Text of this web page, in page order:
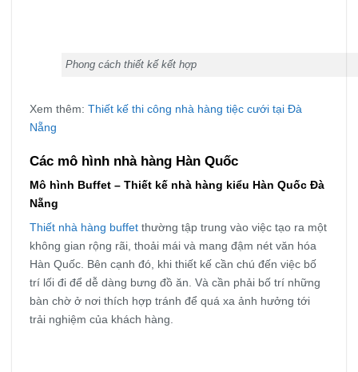
Phong cách thiết kế kết hợp
Xem thêm: Thiết kế thi công nhà hàng tiệc cưới tại Đà
Nẵng
Các mô hình nhà hàng Hàn Quốc
Mô hình Buffet – Thiết kế nhà hàng kiểu Hàn Quốc Đà
Nẵng
Thiết nhà hàng buffetthường tập trung vào việc tạo ra một
không gian rộng rãi, thoải mái và mang đậm nét văn hóa
Hàn Quốc. Bên cạnh đó, khi thiết kế cần chú đến việc bố
trí lối đi để dễ dàng bưng đồ ăn. Và cần phải bố trí những
bàn chờ ở nơi thích hợp tránh để quá xa ảnh hưởng tới
trải nghiệm của khách hàng.